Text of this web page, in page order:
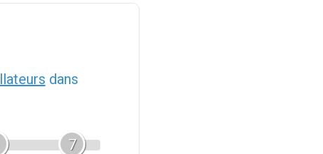
dans
7